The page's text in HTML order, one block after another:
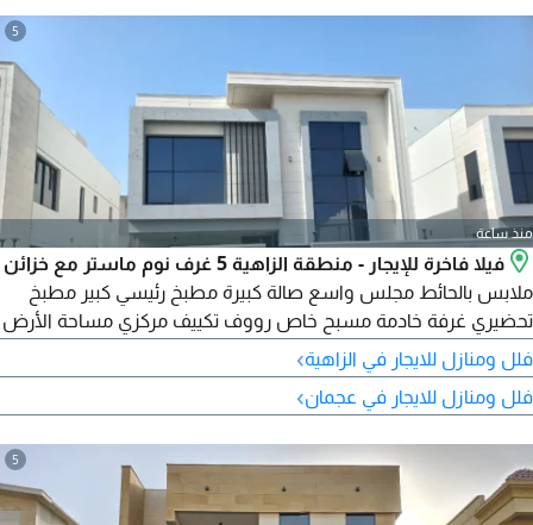
5
منذ ساعة
فيلا فاخرة للإيجار - منطقة الزاهية 5 غرف نوم ماستر مع خزائن
ملابس بالحائط مجلس واسع صالة كبيرة مطبخ رئيسي كبير مطبخ
تحضيري غرفة خادمة مسبح خاص رووف تكييف مركزي مساحة الأرض
120000 درهم الدفع 4 دفعات التأمين شيك
فلل ومنازل للايجار في الزاهية›
فلل ومنازل للايجار في عجمان›
5